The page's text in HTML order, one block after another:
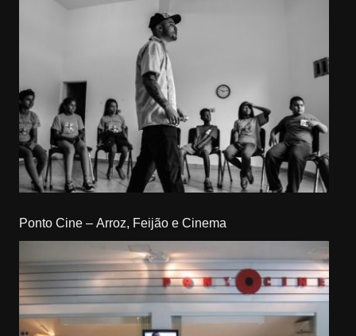
Ponto Cine – Arroz, Feijão e Cinema